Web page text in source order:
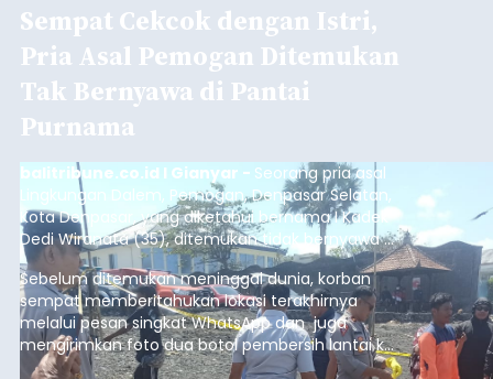
Sempat Cekcok dengan Istri,
Pria Asal Pemogan Ditemukan
Tak Bernyawa di Pantai
Purnama
balitribune.co.id I Gianyar - Seorang pria asal
Lingkungan Dalem, Pemogan, Denpasar Selatan,
Kota Denpasar, yang diketahui bernama I Kadek
Dedi Wiranata (35), ditemukan tidak bernyawa di
pesisir Pantai Purnama, Sukawati.
Sebelum ditemukan meninggal dunia, korban
sempat memberitahukan lokasi terakhirnya
melalui pesan singkat WhatsApp dan juga
mengirimkan foto dua botol pembersih lantai ke
istrinya.